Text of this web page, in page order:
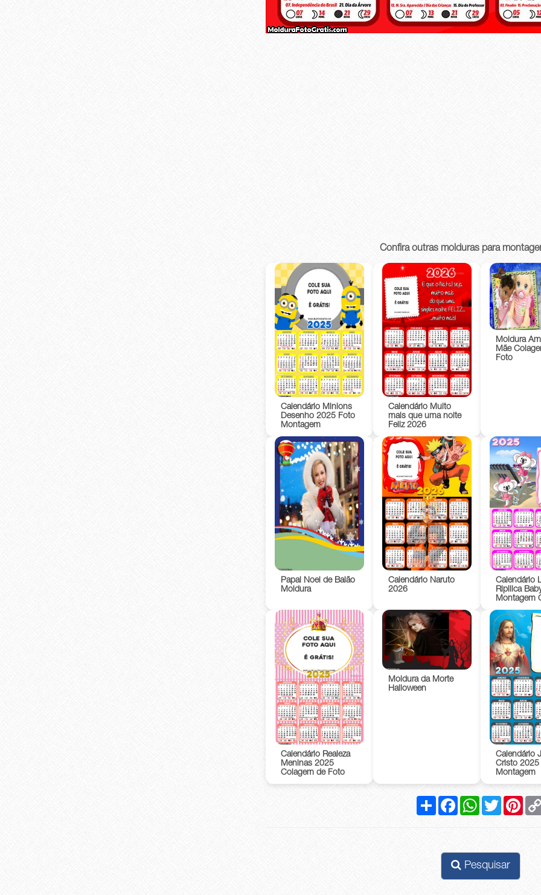
Confira outras molduras para
Calendário Minions
Desenho 2025 Foto
Montagem
Calendário Muito
mais que uma noite
Feliz 2026
Moldura
Mãe
Foto
Papai Noel de Balão
Moldura
Calendário Naruto
2026
Calendário
Ripilica
Montagem
Calendário Realeza
Meninas 2025
Colagem de Foto
Moldura da Morte
Halloween
Calendário
Cristo 2025
Montagem
Compartilhar
FacebookWhatsApp
Twitter
Pesquisar